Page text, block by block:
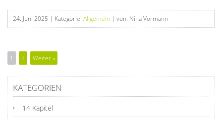
24. Juni 2025 | Kategorie: Allgemein | von: Nina Vormann
1 2 Weiter »
KATEGORIEN
14 Kapitel